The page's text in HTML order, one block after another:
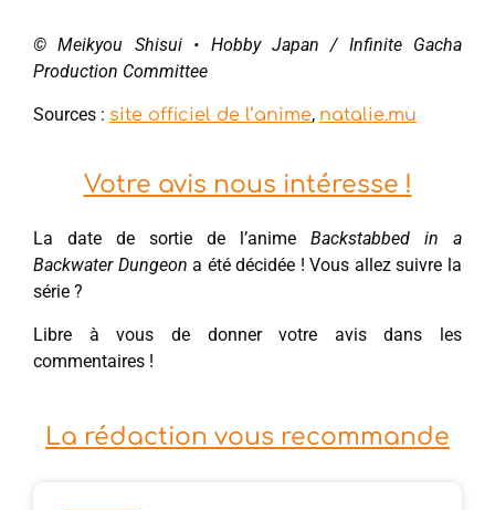
© Meikyou Shisui • Hobby Japan / Infinite Gacha
Production Committee
Sources : site officiel de l’anime, natalie.mu
Votre avis nous intéresse !
La date de sortie de l’anime Backstabbed in a
Backwater Dungeon a été décidée ! Vous allez suivre la
série ?
Libre à vous de donner votre avis dans les
commentaires !
La rédaction vous recommande